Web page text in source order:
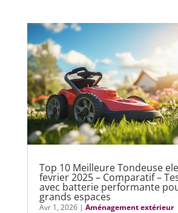
Top 10 Meilleure Tondeuse
fevrier 2025 – Comparatif –
avec batterie performante
grands espaces
Avr 1, 2026| Aménagement extérieur